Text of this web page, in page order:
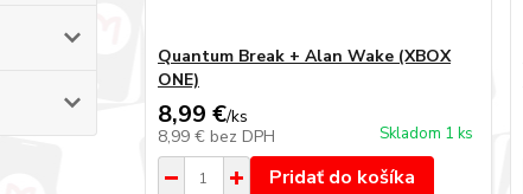
Quantum Break + Alan Wake (XBOX
ONE)
8,99 €/ks
8,99 € bez DPH Skladom 1 ks
Pridať do košíka